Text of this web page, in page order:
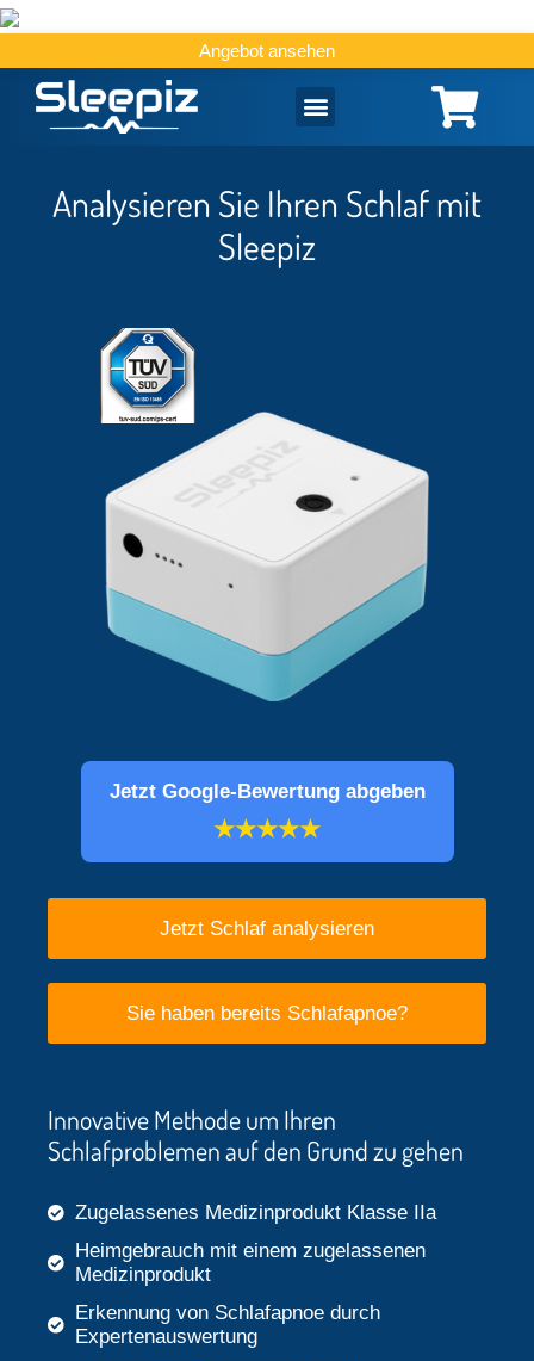
Angebot ansehen
Analysieren Sie Ihren Schlaf mit
Sleepiz
Jetzt Google-Bewertung abgeben
★★★★★
Jetzt Schlaf analysieren
Sie haben bereits Schlafapnoe?
Innovative Methode um Ihren
Schlafproblemen auf den Grund zu gehen
Zugelassenes Medizinprodukt Klasse IIa
Heimgebrauch mit einem zugelassenen
Medizinprodukt
Erkennung von Schlafapnoe durch
Expertenauswertung